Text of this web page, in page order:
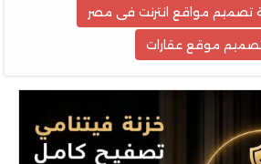
تصميم مواقع انترنت فى مصر
موقع عقارات